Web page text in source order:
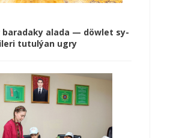
ba­ra­da­ky ala­da — döw­let sy­
tu­tul­ýan ug­ry